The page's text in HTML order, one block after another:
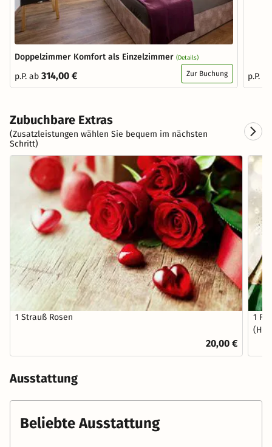
Doppelzimmer Komfort als Einzelzimmer (Details)
p.P. ab 314,00 € Zur Buchung p.P.
Zubuchbare Extras
(Zusatzleistungen wählen Sie bequem im nächsten
Schritt)
1 Strauß Rosen
20,00 €
1
Ausstattung
Beliebte Ausstattung